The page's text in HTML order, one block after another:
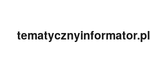
tematycznyinformator.pl